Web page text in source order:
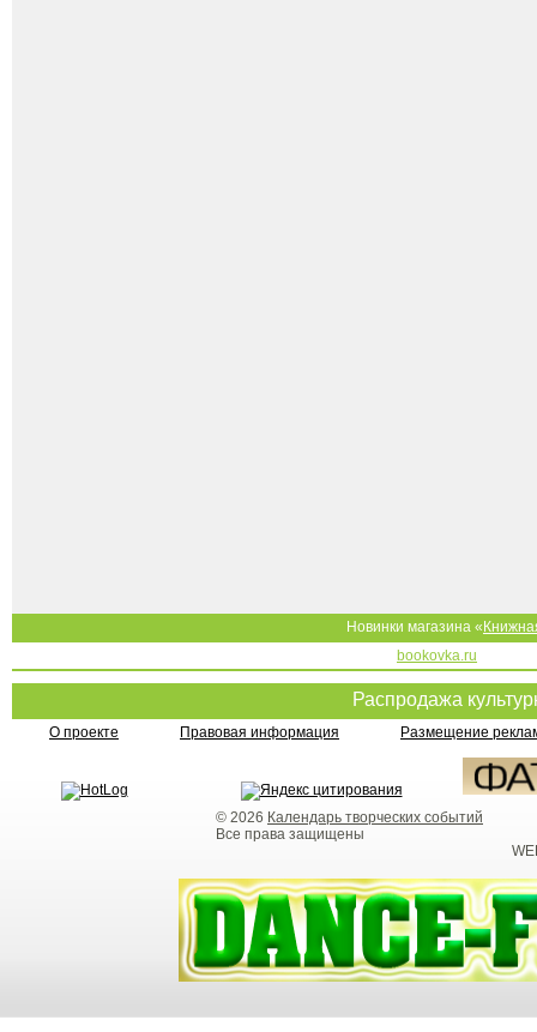
Новинки магазина «
bookovka.ru
Распродажа
О проекте Правовая информация Размещение
© 2026 Календарь творческих событий
Все права защищены